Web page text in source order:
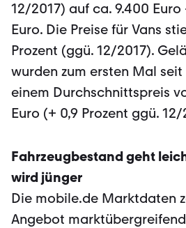
12/2017) auf ca. 9.400
Euro. Die Preise für Vans
Prozent (ggü. 12/2017).
wurden zum ersten Mal
einem Durchschnittspreis
Euro (+ 0,9 Prozent ggü.
Fahrzeugbestand geht
wird jünger
Die mobile.de Marktdaten
Angebot